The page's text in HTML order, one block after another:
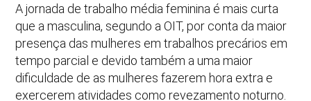
A jornada de trabalho média feminina é mais curta
que a masculina, segundo a OIT, por conta da maior
presença das mulheres em trabalhos precários em
tempo parcial e devido também a uma maior
dificuldade de as mulheres fazerem hora extra e
exercerem atividades como revezamento noturno.